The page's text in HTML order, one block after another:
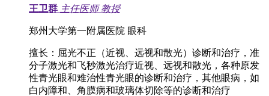
王卫群 主任医师 教授
郑州大学第一附属医院 眼科
擅长： 屈光不正（近视、远视和散光）诊断和治疗，准
分子激光和飞秒激光治疗近视、远视和散光，各种原发
性青光眼和难治性青光眼的诊断和治疗，其他眼病，如
白内障和、角膜病和玻璃体切除等的诊断和治疗